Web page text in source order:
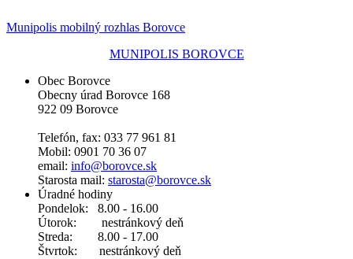
Munipolis mobilný rozhlas Borovce
MUNIPOLIS BOROVCE
Obec Borovce
Obecny úrad Borovce 168
922 09 Borovce
Telefón, fax: 033 77 961 81
Mobil: 0901 70 36 07
email: info@borovce.sk
Starosta mail: starosta@borovce.sk
Úradné hodiny
Pondelok: 8.00 - 16.00
Útorok: nestránkový deň
Streda: 8.00 - 17.00
Štvrtok: nestránkový deň